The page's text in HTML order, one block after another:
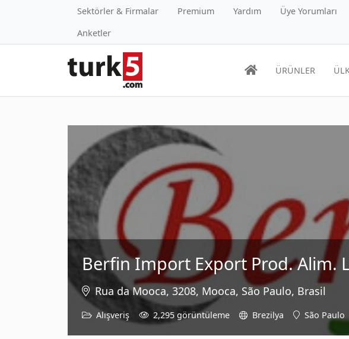
Sektörler & Firmalar Premium Yardım
Üye Yorumları
Anketler
ÜRÜNLER
Berfin Import Export Prod. Alim.
Rua da Mooca, 3208, Mooca, São Paulo, Brasil
Alışveriş 2,295 görüntüleme Brezilya São Paulo